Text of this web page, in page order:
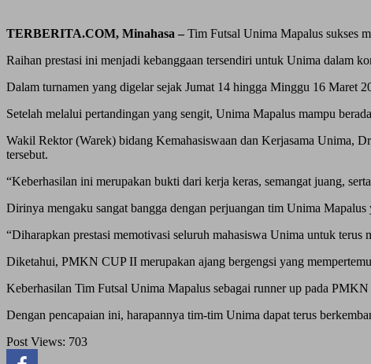
TERBERITA.COM, Minahasa – Tim Futsal Unima Mapalus sukses
Raihan prestasi ini menjadi kebanggaan tersendiri untuk Unima dalam
Dalam turnamen yang digelar sejak Jumat 14 hingga Minggu 16 Maret
Setelah melalui pertandingan yang sengit, Unima Mapalus mampu
Wakil Rektor (Warek) bidang Kemahasiswaan dan Kerjasama Unima,
tersebut.
“Keberhasilan ini merupakan bukti dari kerja keras, semangat juang,
Dirinya mengaku sangat bangga dengan perjuangan tim Unima
“Diharapkan prestasi memotivasi seluruh mahasiswa Unima untuk
Diketahui, PMKN CUP II merupakan ajang bergengsi yang
Keberhasilan Tim Futsal Unima Mapalus sebagai runner up pada
Dengan pencapaian ini, harapannya tim-tim Unima dapat terus
Post Views: 703